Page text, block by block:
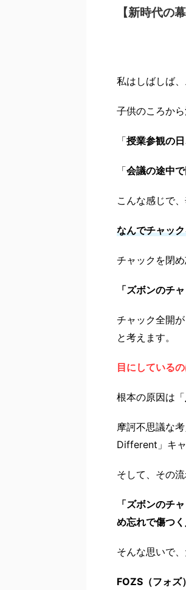
【新時代の
私はしばしば、
子供のころから
「授業参観の
「会議の途中
こんな感じで
なんでチャッ
チャックを閉
「ズボンのチ
チャック全開が
と考えます。
目にしている
根本の原因は「
摩訶不思議な
Different」キャ
そして、その
「ズボンのチ
め忘れで傷つく
そんな思いで、
FOZS（フォズ）